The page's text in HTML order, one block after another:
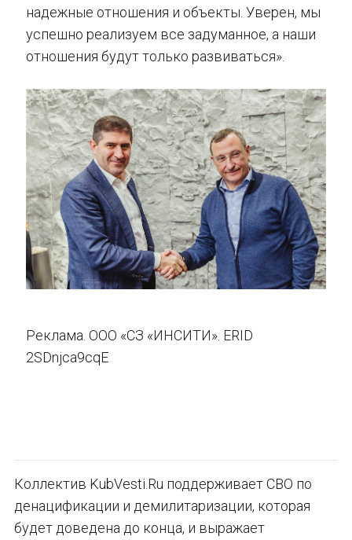
надежные отношения и объекты. Уверен, мы
успешно реализуем все задуманное, а наши
отношения будут только развиваться».
Реклама. ООО «СЗ «ИНСИТИ». ERID
2SDnjca9cqE
Коллектив KubVesti.Ru поддерживает СВО по
денацификации и демилитаризации, которая
будет доведена до конца, и выражает